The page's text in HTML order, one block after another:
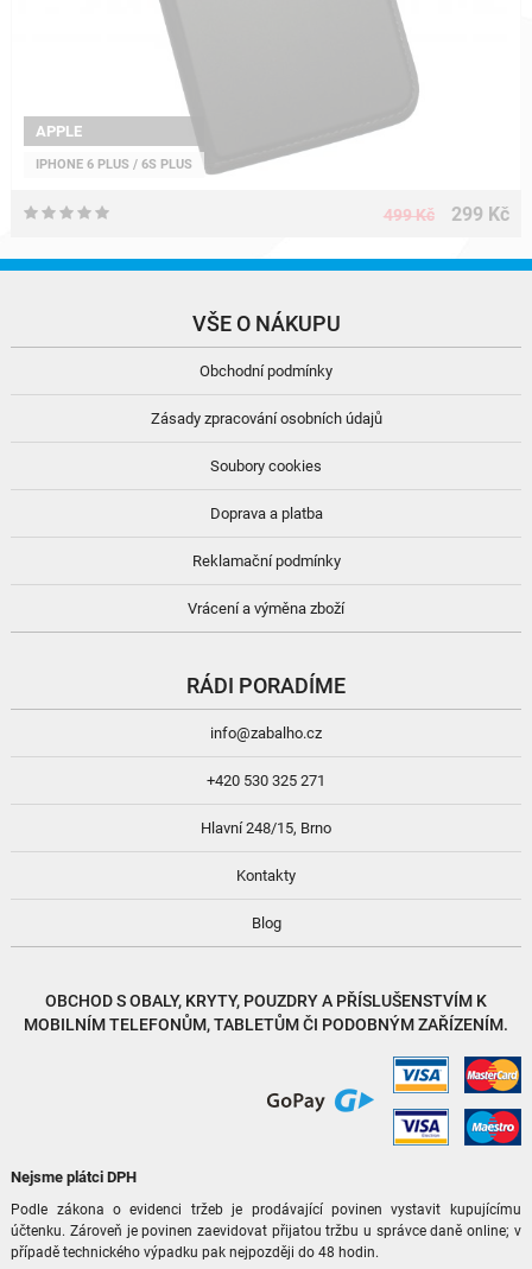
APPLE
IPHONE 6 PLUS / 6S PLUS
499 Kč 299 Kč
VŠE O NÁKUPU
Obchodní podmínky
Zásady zpracování osobních údajů
Soubory cookies
Doprava a platba
Reklamační podmínky
Vrácení a výměna zboží
RÁDI PORADÍME
info@zabalho.cz
+420 530 325 271
Hlavní 248/15, Brno
Kontakty
Blog
OBCHOD SOBALY, KRYTY, POUZDRYA PŘÍSLUŠENSTVÍM K
MOBILNÍM TELEFONŮM, TABLETŮM ČI PODOBNÝM ZAŘÍZENÍM.
Nejsme plátci DPH
Podle zákona o evidenci tržeb je prodávající povinen vystavit kupujícímu
účtenku. Zároveň je povinen zaevidovat přijatou tržbu u správce daně online; v
případě technického výpadku pak nejpozději do 48 hodin.